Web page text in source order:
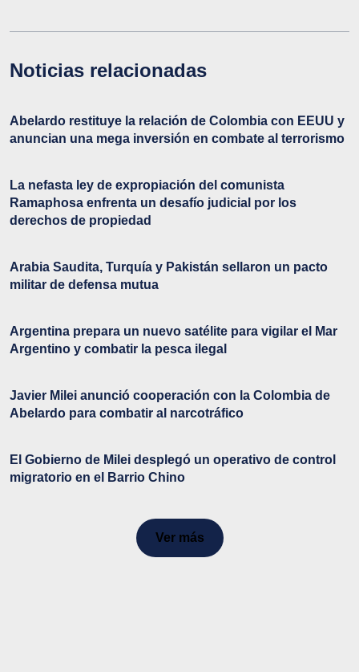
Noticias relacionadas
Abelardo restituye la relación de Colombia con EEUU y
anuncian una mega inversión en combate al terrorismo
La nefasta ley de expropiación del comunista
Ramaphosa enfrenta un desafío judicial por los
derechos de propiedad
Arabia Saudita, Turquía y Pakistán sellaron un pacto
militar de defensa mutua
Argentina prepara un nuevo satélite para vigilar el Mar
Argentino y combatir la pesca ilegal
Javier Milei anunció cooperación con la Colombia de
Abelardo para combatir al narcotráfico
El Gobierno de Milei desplegó un operativo de control
migratorio en el Barrio Chino
Ver más